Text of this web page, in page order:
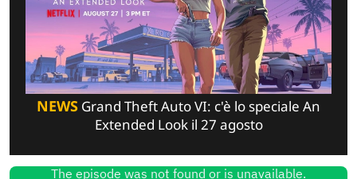
NEWS Grand Theft Auto VI: c'è lo speciale An
Extended Look il 27 agosto